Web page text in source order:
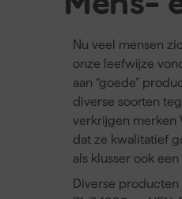
Nu veel mensen
onze leefwijze
aan “goede”
diverse soorten
verkrijgen merken
dat ze kwalitatief
als klusser ook
Diverse producten